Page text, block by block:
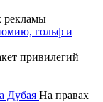
рекламы
гольф и
привилегий
Дубая На правах